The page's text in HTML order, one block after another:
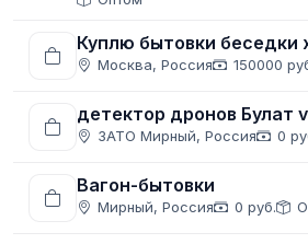
Куплю бытовки беседки
Москва, Россия 150000
детектор дронов Булат
ЗАТО Мирный, Россия 0
Вагон-бытовки
Мирный, Россия 0 руб.